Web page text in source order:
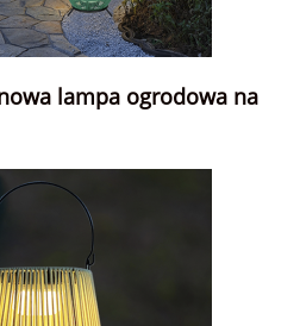
lampa ogrodowa na